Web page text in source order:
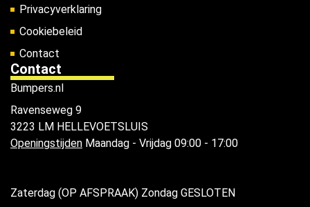
Privacyverklaring
Cookiebeleid
Contact
Contact
Bumpers.nl
Ravenseweg 9
3223 LM HELLEVOETSLUIS
Openingstijden Maandag - Vrijdag 09:00 - 17:00
Zaterdag (OP AFSPRAAK) Zondag GESLOTEN